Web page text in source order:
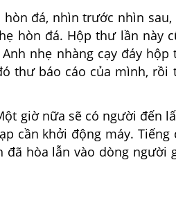
đá, nhìn trước nhìn sau,
hòn đá. Hộp thư lần này
nhẹ nhàng cạy đáy
thư báo cáo của mình, rồi
giờ nữa sẽ có người đến
cần khởi động máy. Tiếng
đã hòa lẫn vào dòng người